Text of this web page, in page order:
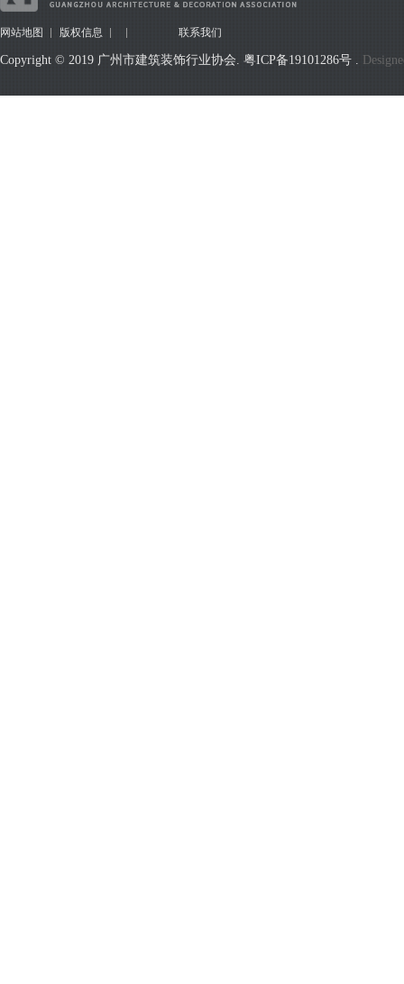
网站地图 版权信息 联系我们
Copyright © 2019 广州市建筑装饰行业协会. 粤ICP备19101286号